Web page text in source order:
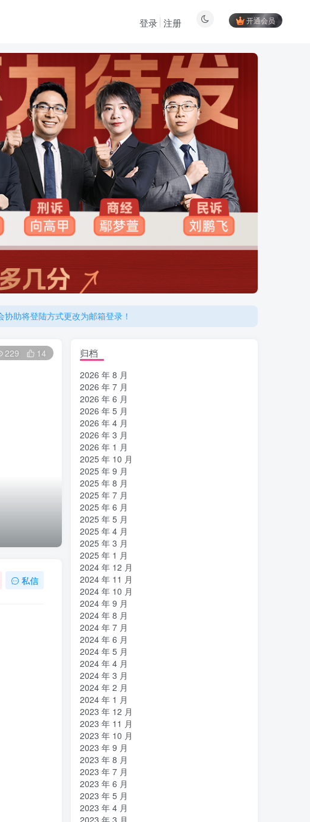
开通会员
登录 注册
助将登陆方式更改为邮箱登录！
229 14
私信
归档
2026 年 8 月
2026 年 7 月
2026 年 6 月
2026 年 5 月
2026 年 4 月
2026 年 3 月
2026 年 1 月
2025 年 10 月
2025 年 9 月
2025 年 8 月
2025 年 7 月
2025 年 6 月
2025 年 5 月
2025 年 4 月
2025 年 3 月
2025 年 1 月
2024 年 12 月
2024 年 11 月
2024 年 10 月
2024 年 9 月
2024 年 8 月
2024 年 7 月
2024 年 6 月
2024 年 5 月
2024 年 4 月
2024 年 3 月
2024 年 2 月
2024 年 1 月
2023 年 12 月
2023 年 11 月
2023 年 10 月
2023 年 9 月
2023 年 8 月
2023 年 7 月
2023 年 6 月
2023 年 5 月
2023 年 4 月